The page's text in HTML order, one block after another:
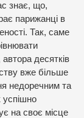
знає, що,
парижанці в
Так, саме
десятків
вже більше
недоречним та
успішно
на своє місце